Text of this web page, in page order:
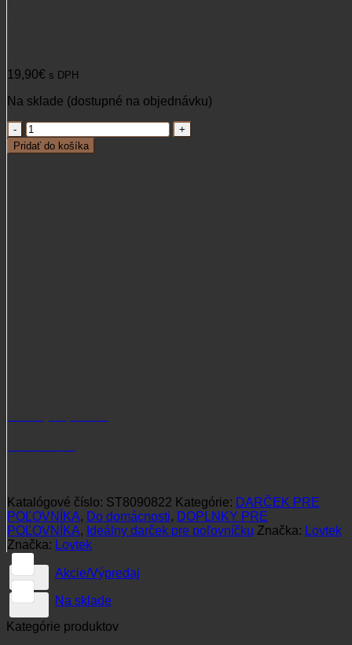
19,90€ s DPH
Na sklade (dostupné na objednávku)
množstvo
Dekorácia
Jazvečík
Pridať do košíka
Katalógové číslo: ST8090822 Kategórie: DARČEK PRE
POĽOVNÍKA, Do domácnosti, DOPLNKY PRE
POĽOVNÍKA, Ideálny darček pre poľovníčku Značka: Lovtek
Značka: Lovtek
Akcie/Výpredaj
Na sklade
Kategórie produktov